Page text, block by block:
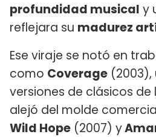
profundidad musical y
reflejara su madurez
Ese viraje se notó en
como Coverage
versiones de clásicos de
alejó del molde
Wild Hope (2007) y